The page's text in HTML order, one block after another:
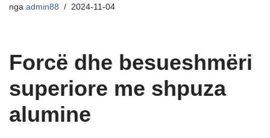
nga admin88 2024-11-04
Forcë dhe besueshmëri
superiore me shpuza
alumine